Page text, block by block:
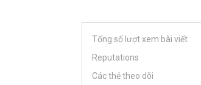
Tổng số lượt xem bài viết
Reputations
Các thẻ theo dõi